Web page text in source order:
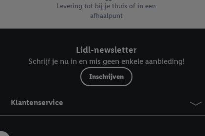
Levering tot bij je thuis of in een
afhaalpunt
Lidl-newsletter
Schrijf je nu in en mis geen enkele aanbieding!
Inschrijven
Klantenservice